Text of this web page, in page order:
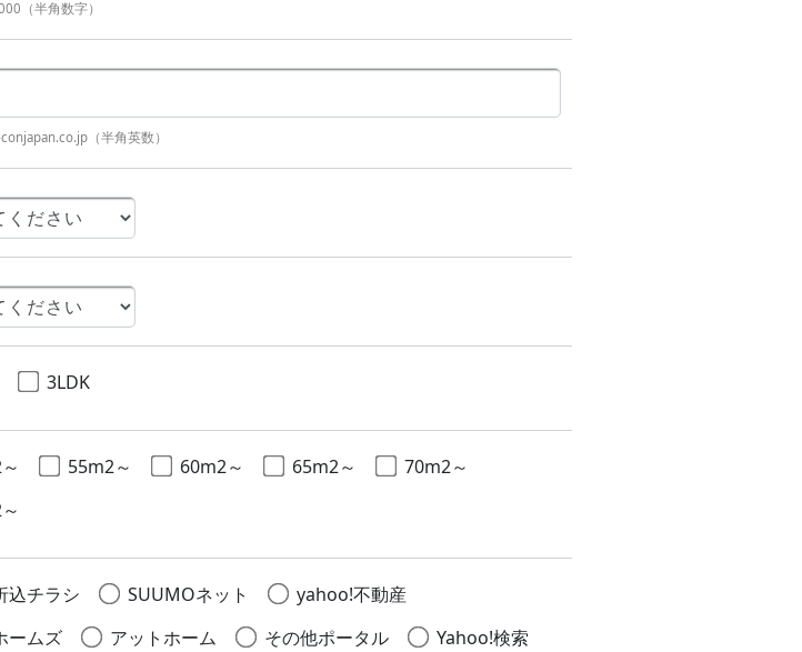
（半角数字）
（半角英数）
3LDK
55m2～ 60m2～ 65m2～
70m2～
込チラシ SUUMOネット
yahoo!不動産
ームズ
アットホーム その他ポータル
Yahoo!検索